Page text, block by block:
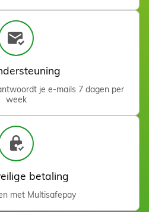
je e-mails 7 dagen per
week
betaling
met Multisafepay